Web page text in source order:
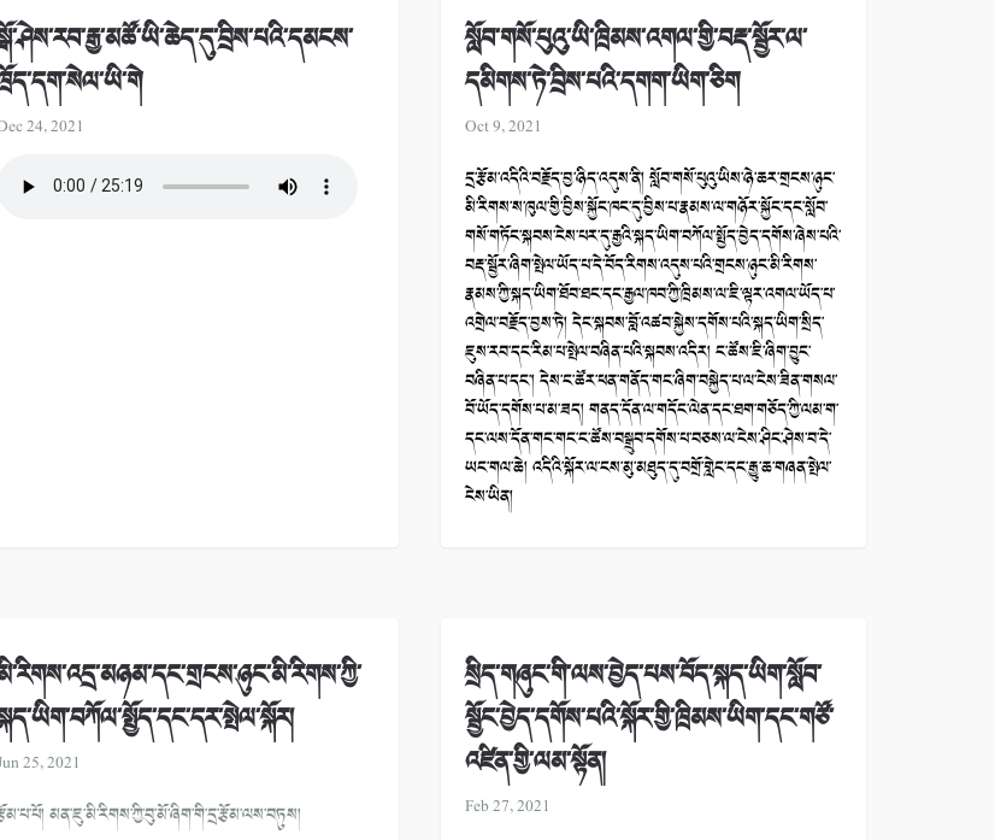
24, 2021
སློབ་གསོ་པུའུ་ཡི་ཁྲིམས་འགལ་གྱི་བརྡ་སྦྱོར་ལ་
དམིགས་ཏེ་བྲིས་པའི་དགག་ཡིག་ཅིག
Oct 9, 2021
དྲ་རྩོམ་འདིའི་བརྗོད་བྱ་ཉིད་འདུས་ནི། སློབ་གསོ་པུའུ་ཡིས་ཉེ་ཆར་གྲངས་ཉུང་
མི་རིགས་ས་ཁུལ་གྱི་བྱིས་སྐྱོང་ཁང་དུ་བྱིས་པ་རྣམས་ལ་གཉོར་སྐྱོང་དང་སློབ་
གསོ་གཏོང་སྐབས་ངེས་པར་དུ་རྒྱའི་སྐད་ཡིག་བཀོལ་སྤྱོད་བྱེད་དགོས་ཞེས་པའི་
བརྡ་སྦྱོར་ཞིག་སྤེལ་ཡོད་པ་དེ་བོད་རིགས་འདུས་པའི་གྲངས་ཉུང་མི་རིགས་
རྣམས་ཀྱི་སྐད་ཡིག་ཐོབ་ཐང་དང་རྒྱལ་ཁབ་ཀྱི་ཁྲིམས་ལ་ཇི་ལྟར་འགལ་ཡོད་པ་
འགྲེལ་བརྗོད་བྱས་ཏེ། དེང་སྐབས་བློ་འཚབ་སྐྱེས་དགོས་པའི་སྐད་ཡིག་སྲིད་
ཇུས་རབ་དང་རིམ་པ་སྤེལ་བཞིན་པའི་སྐབས་འདིར། ང་ཚོས་ཇི་ཞིག་བྱུང་
བཞིན་པ་དང་། དེས་ང་ཚོར་ཕན་གནོད་གང་ཞིག་བསྐྱེད་པ་ལ་ངེས་ཟིན་གསལ་
བོ་ཡོད་དགོས་པ་མ་ཟད། གནད་དོན་ལ་གདོང་ལེན་དང་ཐག་གཅོད་ཀྱི་ལམ་ག་
དང་ལས་དོན་གང་གང་ང་ཚོས་བསྒྲུབ་དགོས་པ་བཅས་ལ་ངེས་ཤིང་ཤེས་བ་དེ་
ཡང་གལ་ཆེ། འདིའི་སྐོར་ལ་ངས་མུ་མཐུད་དུ་བགྲོ་གླེང་དང་རྒྱུ་ཆ་གཞན་སྤེལ་
ངེས་ཡིན།
25, 2021
མན་ཇུ་མི་རིགས་ཀྱི་བུ་མོ་ཞིག་གི་དྲ་རྩོམ་ལས་བཏུས།
སྲིད་གཞུང་གི་ལས་བྱེད་པས་བོད་སྐད་ཡིག་སློབ་
སྦྱོང་བྱེད་དགོས་པའི་སྐོར་གྱི་ཁྲིམས་ཡིག་དང་གཙོ་
འཛིན་གྱི་ལམ་སྟོན།
Feb 27, 2021